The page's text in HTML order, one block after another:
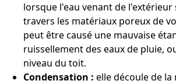
lorsque l'eau venant de l'extérieur
travers les matériaux poreux de
peut être causé une mauvaise
ruissellement des eaux de pluie,
niveau du toit.
Condensation : elle découle de